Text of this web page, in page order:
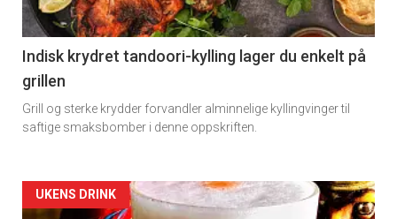
section
11
Indisk krydret tandoori-kylling lager du enkelt på
grillen
Grill og sterke krydder forvandler alminnelige kyllingvinger til
saftige smaksbomber i denne oppskriften.
Artikler
UKENS DRINK